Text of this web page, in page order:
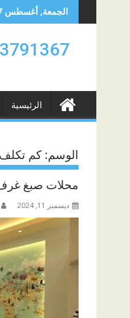
to
الجمعة, أغسطس 7, 2026
الرئيسية
الوسم: كم
محلات صبغ غرف نوم
ديسمبر 11, 2024